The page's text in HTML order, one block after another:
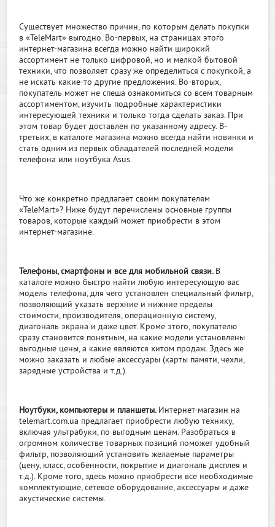
Существует множество причин, по которым делать покупки
в «TeleMart» выгодно. Во-первых, на страницах этого
интернет-магазина всегда можно найти широкий
ассортимент не только цифровой, но и мелкой бытовой
техники, что позволяет сразу же определиться с покупкой, а
не искать какие-то другие предложения. Во-вторых,
покупатель может не спеша ознакомиться со всем товарным
ассортиментом, изучить подробные характеристики
интересующей техники и только тогда сделать заказ. При
этом товар будет доставлен по указанному адресу. В-
третьих, в каталоге магазина можно всегда найти новинки и
стать одним из первых обладателей последней модели
телефона или ноутбука Asus.
Что же конкретно предлагает своим покупателям
«TeleMart»? Ниже будут перечислены основные группы
товаров, которые каждый может приобрести в этом
интернет-магазине.
Телефоны, смартфоны и все для мобильной связи. В
каталоге можно быстро найти любую интересующую вас
модель телефона, для чего установлен специальный фильтр,
позволяющий указать верхние и нижние пределы
стоимости, производителя, операционную систему,
диагональ экрана и даже цвет. Кроме этого, покупателю
сразу становится понятным, на какие модели установлены
выгодные цены, а какие являются хитом продаж. Здесь же
можно заказать и любые аксессуары (карты памяти, чехли,
зарядные устройства и т.д.).
Ноутбуки, компьютеры и планшеты. Интернет-магазин на
telemart.com.ua предлагает приобрести любую технику,
включая ультрабуки, по выгодным ценам. Разобраться в
огромном количестве товарных позиций поможет удобный
фильтр, позволяющий установить желаемые параметры
(цену, класс, особенности, покрытие и диагональ дисплея и
т.д.). Кроме того, здесь можно приобрести все необходимые
комплектующие, сетевое оборудование, аксессуары и даже
акустические системы.